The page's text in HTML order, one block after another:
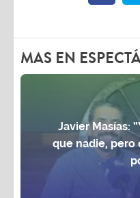
MAS EN
Javier Masías:
que nadie, pero